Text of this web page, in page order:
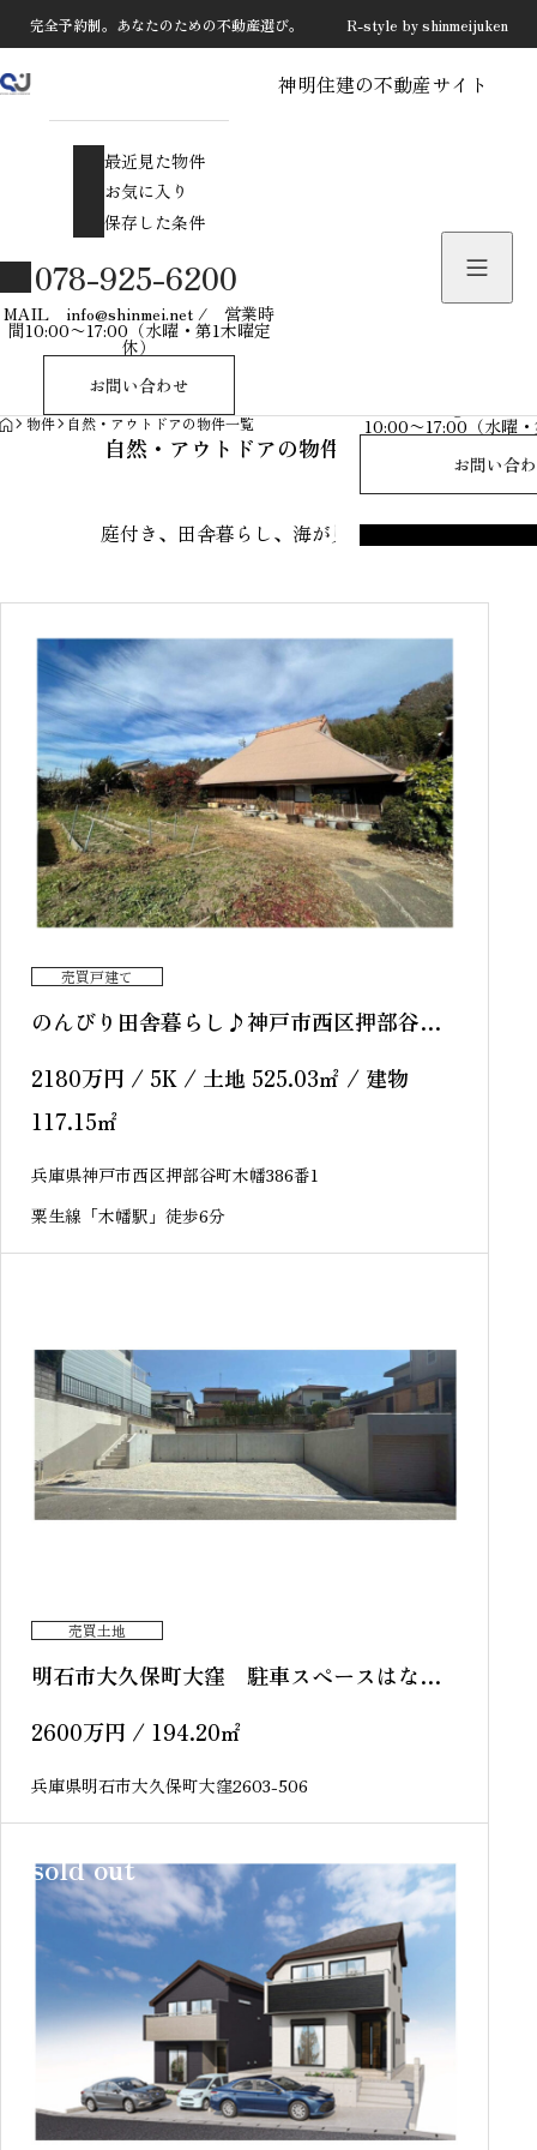
最近見た物件
物件を探す
10:00〜17:00（水曜
お問い合
完全予約制。あなたのための不動産選び。 R-style by shinmeijuken
神明住建の不動産サイト
最近見た物件
お気に入り
保存した条件
078-925-6200
MAIL info@shinmei.net / 営業時
間10:00〜17:00（水曜・第1木曜定
休）
お問い合わせ
HOME
物件 自然・アウトドアの物件一覧
自然・アウトドアの物件一覧
庭付き、田舎暮らし、海が見える
売買戸建て
のんびり田舎暮らし♪神戸市西区押部谷町
木幡 中古戸建
2180万円 / 5K / 土地 525.03㎡ / 建物
117.15㎡
兵庫県神戸市西区押部谷町木幡386番1
粟生線「木幡駅」徒歩6分
売買土地
明石市大久保町大窪 駐車スペースはなん
と、5台！
2600万円 / 194.20㎡
兵庫県明石市大久保町大窪2603-506
sold out